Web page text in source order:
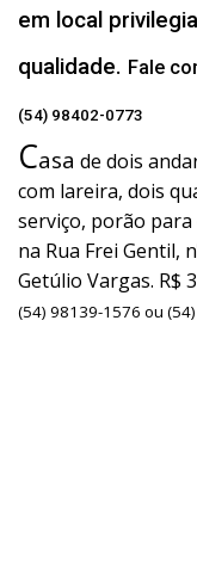
em local
qualidade. Fale
(54) 98402-0773
Casa de dois
com lareira, dois
serviço, porão
na Rua Frei Gentil,
Getúlio Vargas. R$
(54) 98139-1576 ou